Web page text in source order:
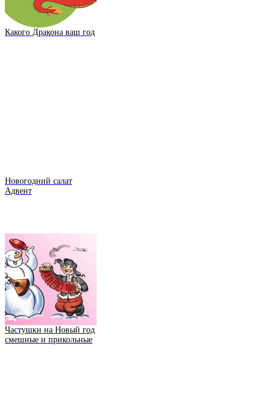
Какого Дракона ваш год
Новогодний салат
Адвент
Частушки на Новый год
смешные и прикольные